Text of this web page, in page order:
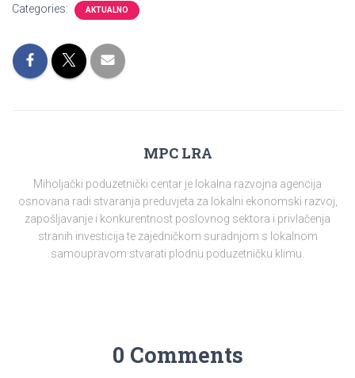
Categories: AKTUALNO
MPC LRA
Miholjački poduzetnički centar je lokalna razvojna agencija
osnovana radi stvaranja preduvjeta za lokalni ekonomski razvoj,
zapošljavanje i konkurentnost poslovnog sektora i privlačenja
stranih investicija te zajedničkom suradnjom s lokalnom
samoupravom stvarati plodnu poduzetničku klimu.
0 Comments